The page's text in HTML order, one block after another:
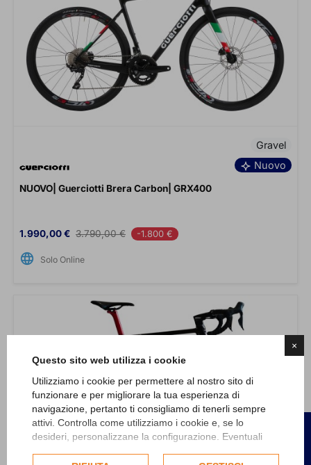
×
Questo sito web utilizza i cookie
Utilizziamo i cookie per permettere al nostro sito di
funzionare e per migliorare la tua esperienza di
navigazione, pertanto ti consigliamo di tenerli sempre
attivi. Controlla come utilizziamo i cookie e, se lo
desideri, personalizzane la configurazione. Eventuali
Gravel
Nuovo
NUOVO| Guerciotti Brera Carbon| GRX400
Prezzo
1.990,00 € Prezzo base
3.790,00 € -1.800 €
language Solo Online